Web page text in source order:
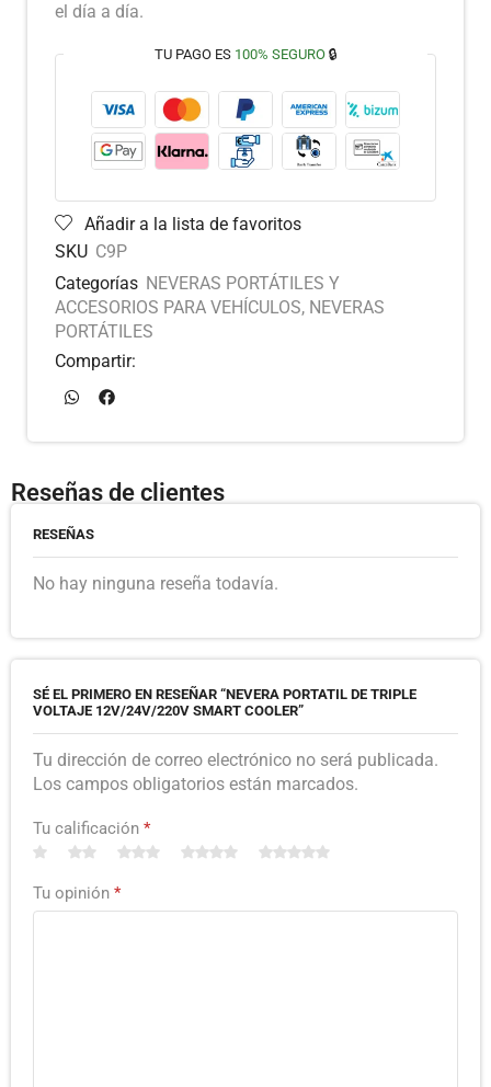
el día a día.
TU PAGO ES 100% SEGURO🔒
Añadir a la lista de favoritos
SKU C9P
Categorías NEVERAS PORTÁTILES Y
ACCESORIOS PARA VEHÍCULOS, NEVERAS
PORTÁTILES
Compartir:
Reseñas de clientes
RESEÑAS
No hay ninguna reseña todavía.
SÉ EL PRIMERO EN RESEÑAR “NEVERA PORTATIL DE TRIPLE
VOLTAJE 12V/24V/220V SMART COOLER”
Tu dirección de correo electrónico no será publicada.
Los campos obligatorios están marcados.
Tu calificación *
Tu opinión *